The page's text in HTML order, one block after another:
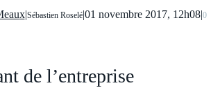
x|Sébastien Roselé|01 novembre 2017, 12h08|0
de l’entreprise